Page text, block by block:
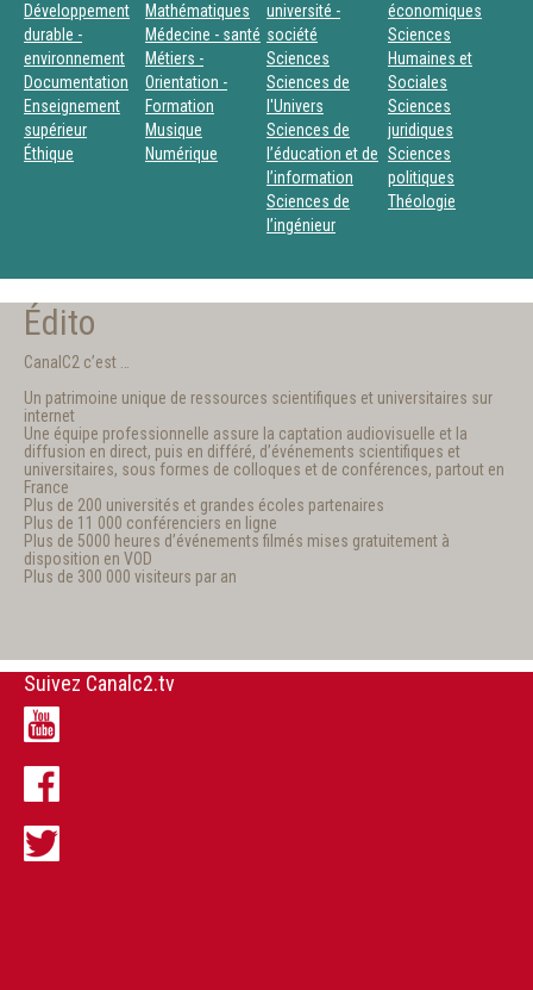
Développement
durable -
environnement
Documentation
Enseignement
supérieur
Éthique
Mathématiques
Médecine - santé
Métiers -
Orientation -
Formation
Musique
Numérique
université -
société
Sciences
Sciences de
l'Univers
Sciences de
l’éducation et de
l’information
Sciences de
l’ingénieur
économiques
Sciences
Humaines et
Sociales
Sciences
juridiques
Sciences
politiques
Théologie
Édito
CanalC2 c’est …
Un patrimoine unique de ressources scientifiques et universitaires sur
internet
Une équipe professionnelle assure la captation audiovisuelle et la
diffusion en direct, puis en différé, d’événements scientifiques et
universitaires, sous formes de colloques et de conférences, partout en
France
Plus de 200 universités et grandes écoles partenaires
Plus de 11 000 conférenciers en ligne
Plus de 5000 heures d’événements filmés mises gratuitement à
disposition en VOD
Plus de 300 000 visiteurs par an
Suivez Canalc2.tv